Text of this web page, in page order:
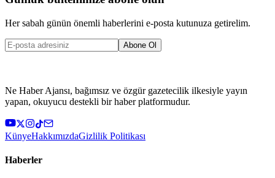
Her sabah günün önemli haberlerini e-posta kutunuza getirelim.
Abone Ol
Ne Haber Ajansı, bağımsız ve özgür gazetecilik ilkesiyle yayın
yapan, okuyucu destekli bir haber platformudur.
KünyeHakkımızdaGizlilik Politikası
Haberler